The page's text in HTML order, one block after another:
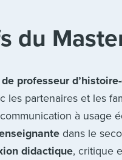
du
professeur
les partenaires et les
à usage
dans le
didactique, critique